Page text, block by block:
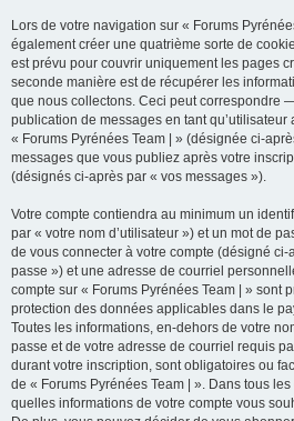
Lors de votre navigation sur « Forums
également créer une quatrième sorte de
est prévu pour couvrir uniquement les pages
seconde manière est de récupérer les
que nous collectons. Ceci peut correspondre
publication de messages en tant qu’utilisateur
« Forums Pyrénées Team | » (désignée ci-
messages que vous publiez après votre
(désignés ci-après par « vos messages »).
Votre compte contiendra au minimum un
par « votre nom d’utilisateur ») et un mot de
de vous connecter à votre compte (désigné ci-
passe ») et une adresse de courriel
compte sur « Forums Pyrénées Team | » sont
protection des données applicables dans le
Toutes les informations, en-dehors de votre
passe et de votre adresse de courriel requis
durant votre inscription, sont obligatoires ou
de « Forums Pyrénées Team | ». Dans tous
quelles informations de votre compte vous